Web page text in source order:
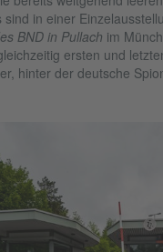
in einer
BND in Pullach im
ersten und
hinter der deutsche